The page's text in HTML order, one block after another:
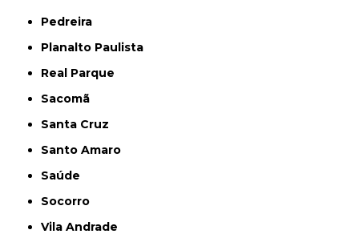
Pedreira
Planalto Paulista
Real Parque
Sacomã
Santa Cruz
Santo Amaro
Saúde
Socorro
Vila Andrade